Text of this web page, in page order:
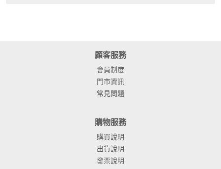
顧客服務
會員制度
門市資訊
常見問題
購物服務
購買說明
出貨說明
發票說明